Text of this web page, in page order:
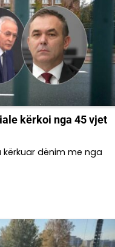
kërkoi nga 45 vjet
kërkuar dënim me nga